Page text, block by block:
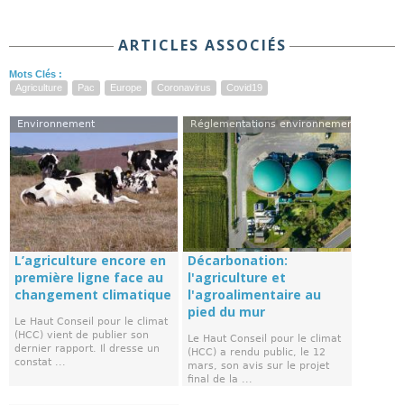
ARTICLES ASSOCIÉS
Mots Clés :
Agriculture
Pac Europe Coronavirus Covid19
Environnement
L’agriculture encore en
première ligne face au
changement climatique
Le Haut Conseil pour le climat
(HCC) vient de publier son
dernier rapport. Il dresse un
constat ...
Réglementations environnementales
Décarbonation:
l'agriculture et
l'agroalimentaire au
pied du mur
Le Haut Conseil pour le climat
(HCC) a rendu public, le 12
mars, son avis sur le projet
final de la ...